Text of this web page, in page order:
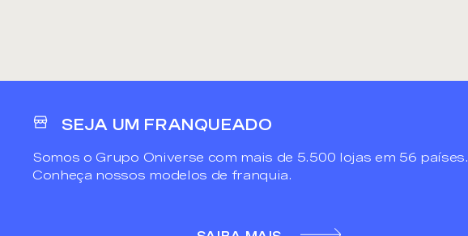
SEJA UM FRANQUEADO
Somos o Grupo Oniverse com mais de 5.500 lojas em 56 países.
Conheça nossos modelos de franquia.